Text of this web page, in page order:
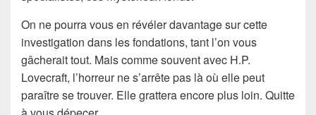
On ne pourra vous en révéler davantage sur cette
investigation dans les fondations, tant l’on vous
gâcherait tout. Mais comme souvent avec H.P.
Lovecraft, l’horreur ne s’arrête pas là où elle peut
paraître se trouver. Elle grattera encore plus loin. Quitte